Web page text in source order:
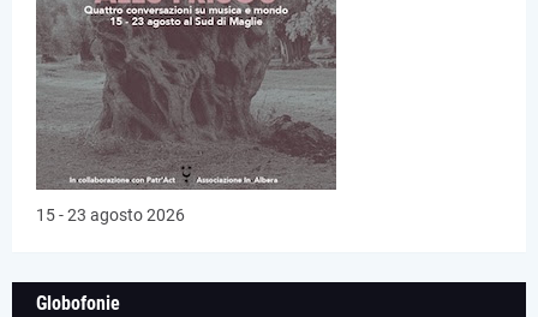
15 - 23 agosto 2026
Globofonie